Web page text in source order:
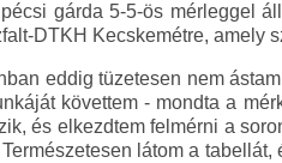
gárda 5-5-ös mérleggel
DTKH Kecskemétre, amely
eddig tüzetesen nem
követtem - mondta a
és elkezdtem felmérni a
látom a